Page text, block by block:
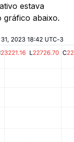
estava
gráfico abaixo.